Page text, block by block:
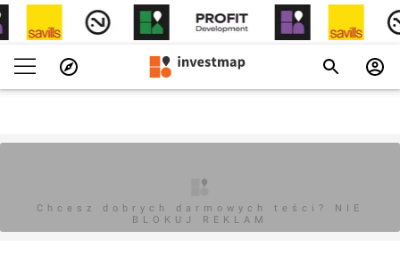
Chcesz dobrych darmowych teści? NIE
BLOKUJ REKLAM